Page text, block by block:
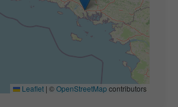
Leaflet | ©OpenStreetMap contributors